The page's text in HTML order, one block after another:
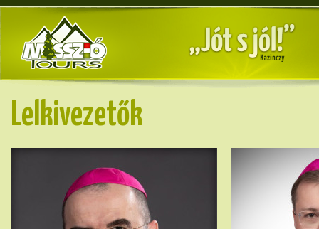
Lelkivezetők